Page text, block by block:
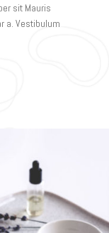
sit Mauris
a. Vestibulum